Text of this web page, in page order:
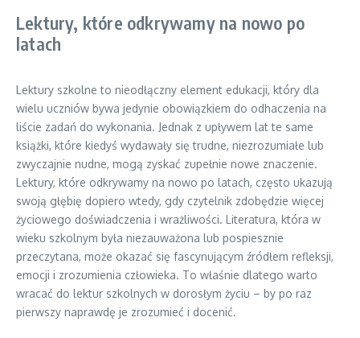
Lektury, które odkrywamy na nowo po
latach
Lektury szkolne to nieodłączny element edukacji, który dla
wielu uczniów bywa jedynie obowiązkiem do odhaczenia na
liście zadań do wykonania. Jednak z upływem lat te same
książki, które kiedyś wydawały się trudne, niezrozumiałe lub
zwyczajnie nudne, mogą zyskać zupełnie nowe znaczenie.
Lektury, które odkrywamy na nowo po latach, często ukazują
swoją głębię dopiero wtedy, gdy czytelnik zdobędzie więcej
życiowego doświadczenia i wrażliwości. Literatura, która w
wieku szkolnym była niezauważona lub pospiesznie
przeczytana, może okazać się fascynującym źródłem refleksji,
emocji i zrozumienia człowieka. To właśnie dlatego warto
wracać do lektur szkolnych w dorosłym życiu – by po raz
pierwszy naprawdę je zrozumieć i docenić.